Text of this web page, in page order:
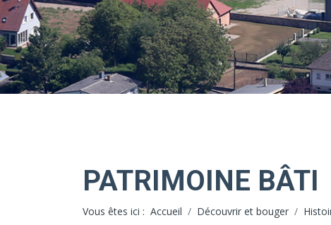
PATRIMOINE BÂTI
Vous êtes ici : Accueil Découvrir et bouger